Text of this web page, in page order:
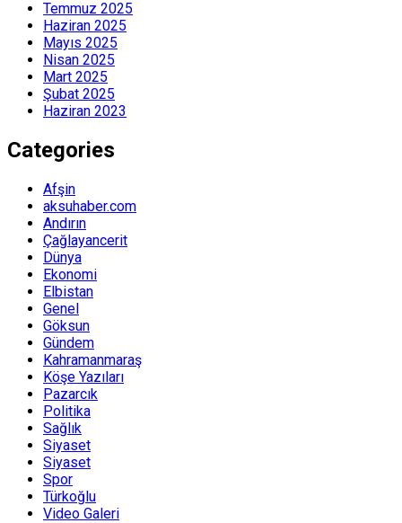
Temmuz 2025
Haziran 2025
Mayıs 2025
Nisan 2025
Mart 2025
Şubat 2025
Haziran 2023
Categories
Afşin
aksuhaber.com
Andırın
Çağlayancerit
Dünya
Ekonomi
Elbistan
Genel
Göksun
Gündem
Kahramanmaraş
Köşe Yazıları
Pazarcık
Politika
Sağlık
Siyaset
Siyaset
Spor
Türkoğlu
Video Galeri